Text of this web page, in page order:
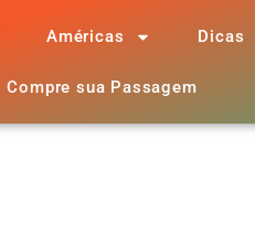
Américas Dicas
Compre sua Passagem